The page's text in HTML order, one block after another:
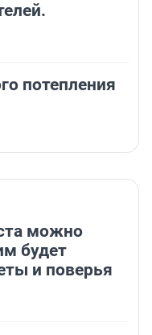
потепления
можно
будет
и поверья